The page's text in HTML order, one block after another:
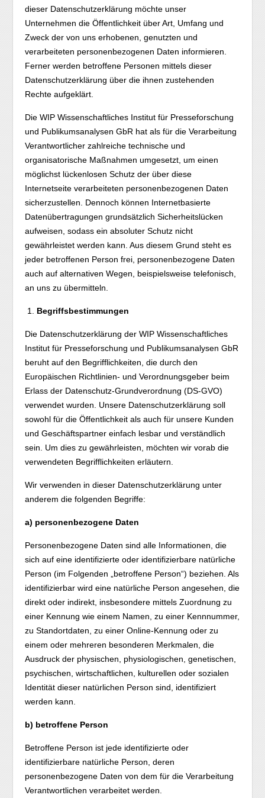
dieser Datenschutzerklärung möchte unser
Unternehmen die Öffentlichkeit über Art, Umfang und
Zweck der von uns erhobenen, genutzten und
verarbeiteten personenbezogenen Daten informieren.
Ferner werden betroffene Personen mittels dieser
Datenschutzerklärung über die ihnen zustehenden
Rechte aufgeklärt.
Die WIP Wissenschaftliches Institut für Presseforschung
und Publikumsanalysen GbR hat als für die Verarbeitung
Verantwortlicher zahlreiche technische und
organisatorische Maßnahmen umgesetzt, um einen
möglichst lückenlosen Schutz der über diese
Internetseite verarbeiteten personenbezogenen Daten
sicherzustellen. Dennoch können Internetbasierte
Datenübertragungen grundsätzlich Sicherheitslücken
aufweisen, sodass ein absoluter Schutz nicht
gewährleistet werden kann. Aus diesem Grund steht es
jeder betroffenen Person frei, personenbezogene Daten
auch auf alternativen Wegen, beispielsweise telefonisch,
an uns zu übermitteln.
Begriffsbestimmungen
Die Datenschutzerklärung der WIP Wissenschaftliches
Institut für Presseforschung und Publikumsanalysen GbR
beruht auf den Begrifflichkeiten, die durch den
Europäischen Richtlinien- und Verordnungsgeber beim
Erlass der Datenschutz-Grundverordnung (DS-GVO)
verwendet wurden. Unsere Datenschutzerklärung soll
sowohl für die Öffentlichkeit als auch für unsere Kunden
und Geschäftspartner einfach lesbar und verständlich
sein. Um dies zu gewährleisten, möchten wir vorab die
verwendeten Begrifflichkeiten erläutern.
Wir verwenden in dieser Datenschutzerklärung unter
anderem die folgenden Begriffe:
a) personenbezogene Daten
Personenbezogene Daten sind alle Informationen, die
sich auf eine identifizierte oder identifizierbare natürliche
Person (im Folgenden „betroffene Person“) beziehen. Als
identifizierbar wird eine natürliche Person angesehen, die
direkt oder indirekt, insbesondere mittels Zuordnung zu
einer Kennung wie einem Namen, zu einer Kennnummer,
zu Standortdaten, zu einer Online-Kennung oder zu
einem oder mehreren besonderen Merkmalen, die
Ausdruck der physischen, physiologischen, genetischen,
psychischen, wirtschaftlichen, kulturellen oder sozialen
Identität dieser natürlichen Person sind, identifiziert
werden kann.
b) betroffene Person
Betroffene Person ist jede identifizierte oder
identifizierbare natürliche Person, deren
personenbezogene Daten von dem für die Verarbeitung
Verantwortlichen verarbeitet werden.